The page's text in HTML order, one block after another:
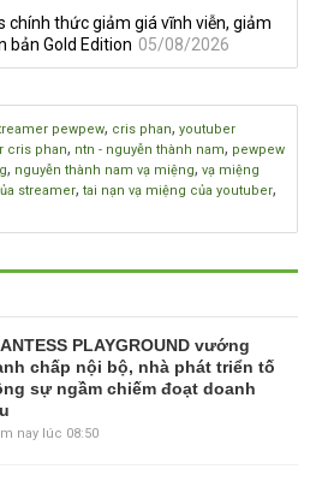
chính thức giảm giá vĩnh viễn, giảm
bản Gold Edition 05/08/2026
pewpew, cris phan, youtuber
cris phan, ntn - nguyễn thành nam, pewpew
, nguyễn thành nam vạ miệng, vạ miệng
streamer, tai nạn vạ miệng của youtuber,
PLAYGROUND vướng
chấp nội bộ, nhà phát triển tố
sự ngầm chiếm đoạt doanh
nay lúc 08:50